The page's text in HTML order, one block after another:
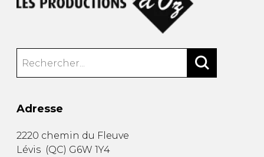
Adresse
2220 chemin du Fleuve
Lévis (QC) G6W 1Y4